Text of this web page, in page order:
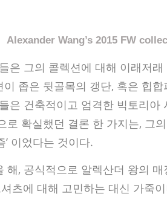
Alexander Wang’s 2015 FW
은 그의 콜렉션에 대해 이래저
이 좁은 뒷골목의 갱단, 혹은 힙
은 건축적이고 엄격한 빅토리아
로 확실했던 결론 한 가지는, 그
’ 이었다는 것이다.
해, 공식적으로 알렉산더 왕의
츠에 대해 고민하는 대신 가죽